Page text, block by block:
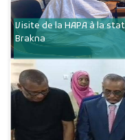
Visite de la HAPA à la
Brakna